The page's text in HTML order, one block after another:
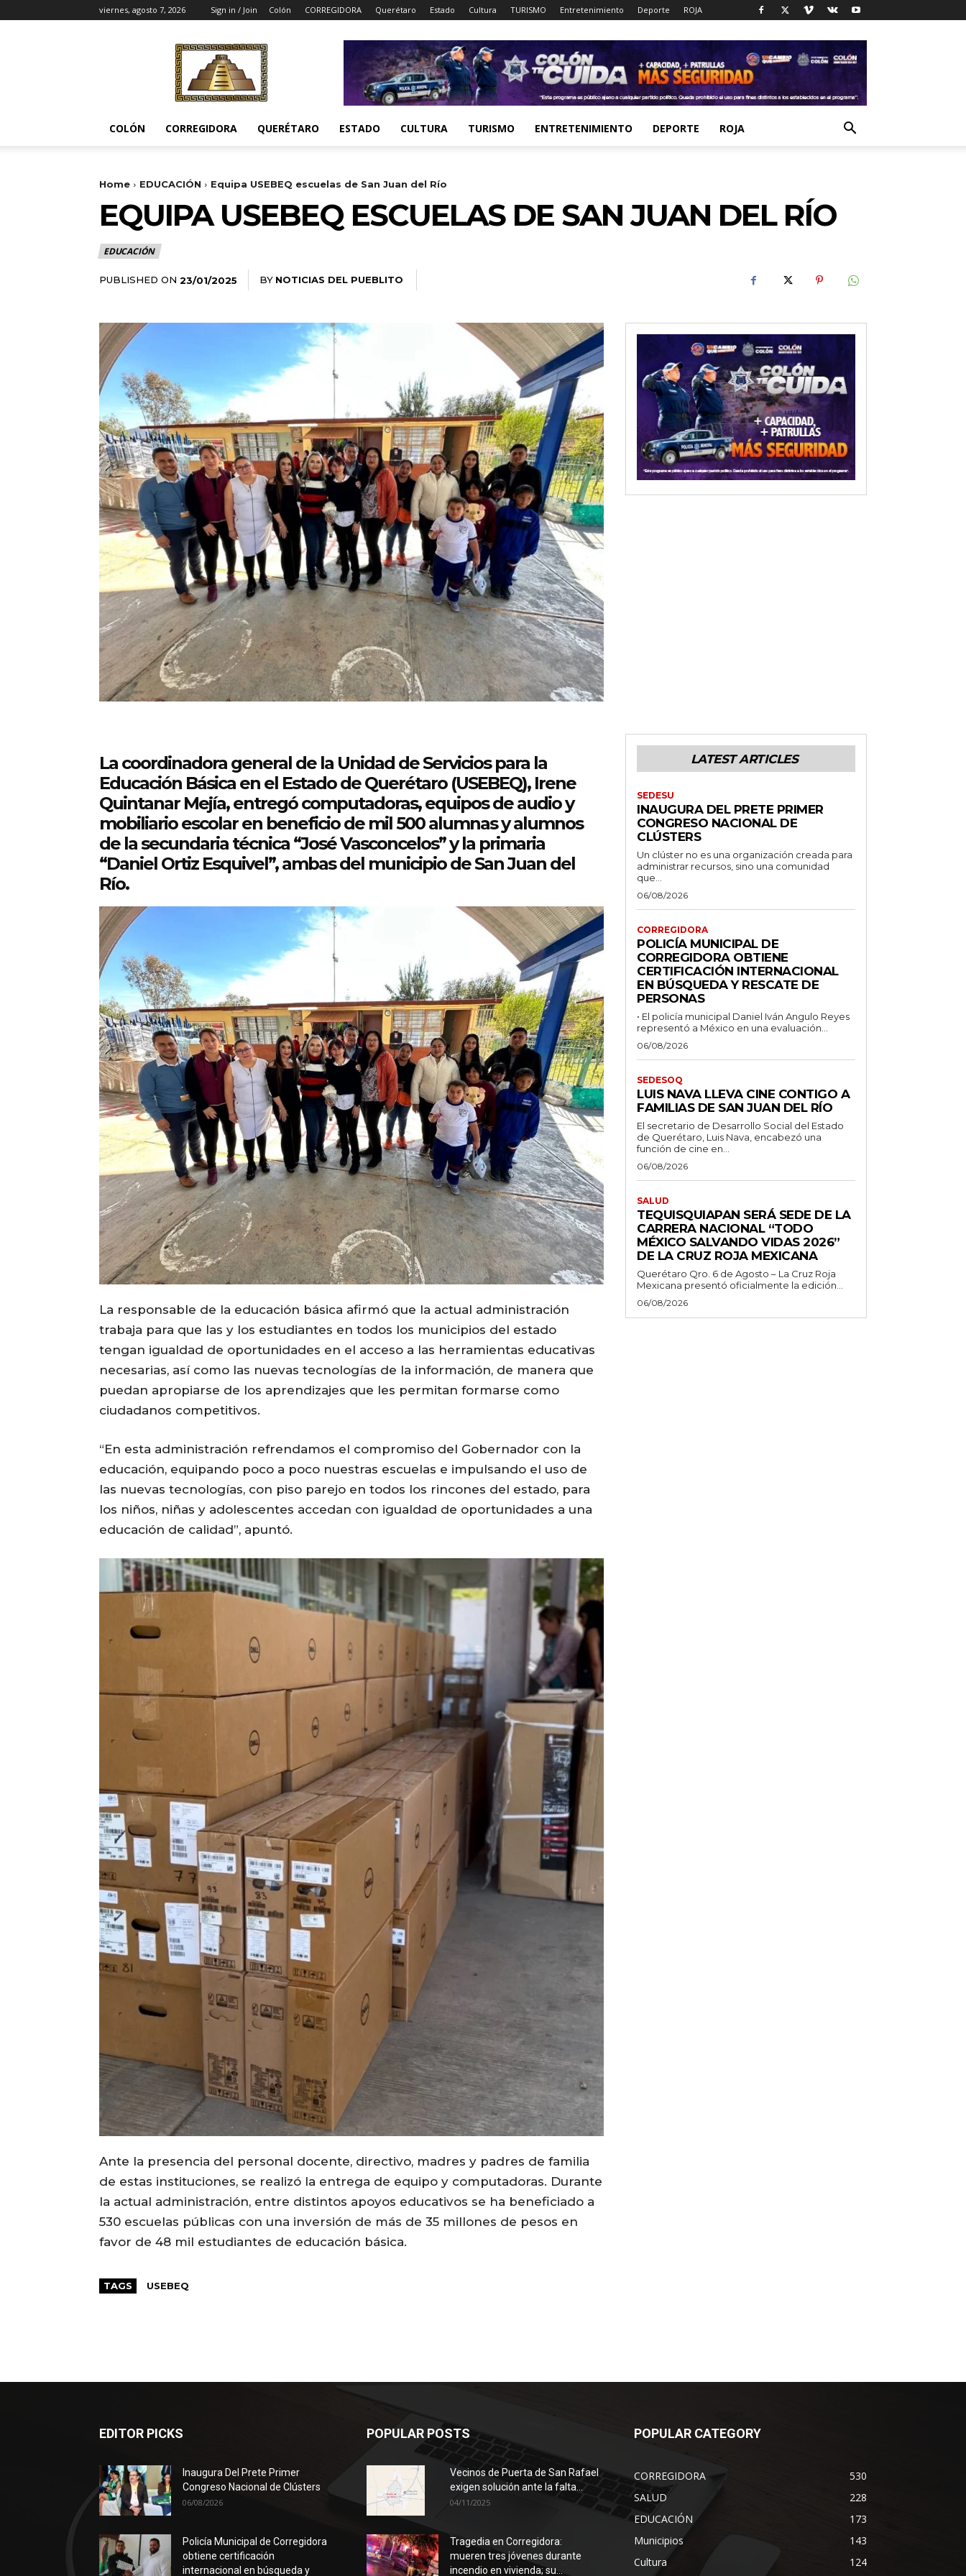
viernes, agosto 7, 2026 Sign in / Join Colón CORREGIDORA Querétaro Estado Cultura TURISMO Entretenimiento Deporte ROJA
Noticias
del
Pueblito
COLÓN CORREGIDORA QUERÉTARO ESTADO CULTURA TURISMO ENTRETENIMIENTO DEPORTE ROJA
Home EDUCACIÓN Equipa USEBEQ escuelas de San Juan del Río
EQUIPA USEBEQ ESCUELAS DE SAN JUAN DEL RÍO
EDUCACIÓN
PUBLISHED ON 23/01/2025 BY NOTICIAS DEL PUEBLITO
La coordinadora general de la Unidad de Servicios para la
Educación Básica en el Estado de Querétaro (USEBEQ), Irene
Quintanar Mejía, entregó computadoras, equipos de audio y
mobiliario escolar en beneficio de mil 500 alumnas y alumnos
de la secundaria técnica “José Vasconcelos” y la primaria
“Daniel Ortiz Esquivel”, ambas del municipio de San Juan del
Río.
La responsable de la educación básica afirmó que la actual administración
trabaja para que las y los estudiantes en todos los municipios del estado
tengan igualdad de oportunidades en el acceso a las herramientas educativas
necesarias, así como las nuevas tecnologías de la información, de manera que
puedan apropiarse de los aprendizajes que les permitan formarse como
ciudadanos competitivos.
“En esta administración refrendamos el compromiso del Gobernador con la
educación, equipando poco a poco nuestras escuelas e impulsando el uso de
las nuevas tecnologías, con piso parejo en todos los rincones del estado, para
los niños, niñas y adolescentes accedan con igualdad de oportunidades a una
educación de calidad”, apuntó.
Ante la presencia del personal docente, directivo, madres y padres de familia
de estas instituciones, se realizó la entrega de equipo y computadoras. Durante
la actual administración, entre distintos apoyos educativos se ha beneficiado a
530 escuelas públicas con una inversión de más de 35 millones de pesos en
favor de 48 mil estudiantes de educación básica.
TAGS USEBEQ
LATEST ARTICLES
SEDESU
INAUGURA DEL PRETE PRIMER
CONGRESO NACIONAL DE
CLÚSTERS
Un clúster no es una organización creada para
administrar recursos, sino una comunidad
que...
06/08/2026
CORREGIDORA
POLICÍA MUNICIPAL DE
CORREGIDORA OBTIENE
CERTIFICACIÓN INTERNACIONAL
EN BÚSQUEDA Y RESCATE DE
PERSONAS
• El policía municipal Daniel Iván Angulo Reyes
representó a México en una evaluación...
06/08/2026
SEDESOQ
LUIS NAVA LLEVA CINE CONTIGO A
FAMILIAS DE SAN JUAN DEL RÍO
El secretario de Desarrollo Social del Estado
de Querétaro, Luis Nava, encabezó una
función de cine en...
06/08/2026
SALUD
TEQUISQUIAPAN SERÁ SEDE DE LA
CARRERA NACIONAL “TODO
MÉXICO SALVANDO VIDAS 2026”
DE LA CRUZ ROJA MEXICANA
Querétaro Qro. 6 de Agosto – La Cruz Roja
Mexicana presentó oficialmente la edición...
06/08/2026
EDITOR PICKS
Inaugura Del Prete Primer
Congreso Nacional de Clústers
06/08/2026
Policía Municipal de Corregidora
obtiene certificación
internacional en búsqueda y
POPULAR POSTS
Vecinos de Puerta de San Rafael
exigen solución ante la falta...
04/11/2025
Tragedia en Corregidora:
mueren tres jóvenes durante
incendio en vivienda; su...
POPULAR CATEGORY
CORREGIDORA
530
SALUD
228
EDUCACIÓN
173
Municipios
143
Cultura
124